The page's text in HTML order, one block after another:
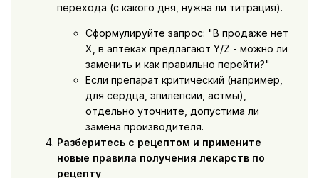
перехода (с какого дня, нужна ли титрация).
Сформулируйте запрос: "В продаже нет
X, в аптеках предлагают Y/Z - можно ли
заменить и как правильно перейти?"
Если препарат критический (например,
для сердца, эпилепсии, астмы),
отдельно уточните, допустима ли
замена производителя.
Разберитесь с рецептом и примените
новые правила получения лекарств по
рецепту